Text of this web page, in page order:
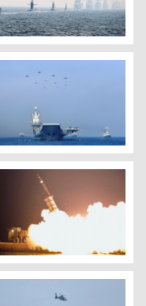
مضيق تايوان - الصورة
انطلاق المناورات
كوريا الشمالية تواصل